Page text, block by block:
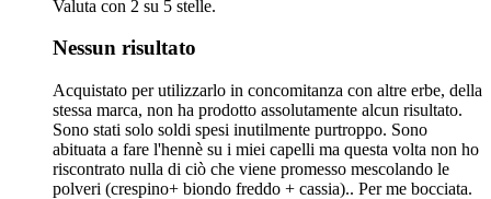
Valuta con 2 su 5 stelle.
Nessun risultato
Acquistato per utilizzarlo in concomitanza con altre erbe, della
stessa marca, non ha prodotto assolutamente alcun risultato.
Sono stati solo soldi spesi inutilmente purtroppo. Sono
abituata a fare l'hennè su i miei capelli ma questa volta non ho
riscontrato nulla di ciò che viene promesso mescolando le
polveri (crespino+ biondo freddo + cassia).. Per me bocciata.